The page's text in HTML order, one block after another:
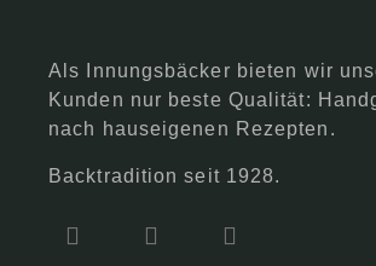
Als Innungsbäcker bieten wir
Kunden nur beste Qualität:
nach hauseigenen Rezepten.
Backtradition seit 1928.